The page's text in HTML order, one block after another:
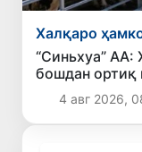
Халқаро
“Синьхуа” АА:
бошдан ортиқ
4 авг 2026,